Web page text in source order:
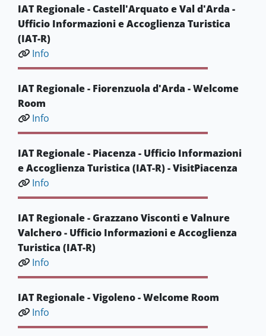
IAT Regionale - Castell'Arquato e Val d'Arda -
Ufficio Informazioni e Accoglienza Turistica
(IAT-R)
Info
IAT Regionale - Fiorenzuola d'Arda - Welcome
Room
Info
IAT Regionale - Piacenza - Ufficio Informazioni
e Accoglienza Turistica (IAT-R) - VisitPiacenza
Info
IAT Regionale - Grazzano Visconti e Valnure
Valchero - Ufficio Informazioni e Accoglienza
Turistica (IAT-R)
Info
IAT Regionale - Vigoleno - Welcome Room
Info